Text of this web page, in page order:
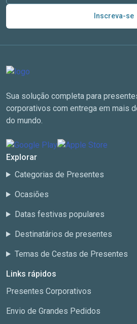
Inscreva-se
Sua solução completa para
corporativos com entrega em mais
do mundo.
Explorar
Categorias de Presentes
Ocasiões
Datas festivas populares
Destinatários de presentes
Temas de Cestas de Presentes
Links rápidos
Presentes Corporativos
Envio de Grandes Pedidos